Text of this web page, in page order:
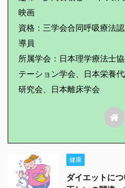
映画
資格：三学会合同呼吸療法
導員
所属学会：日本理学療法士
テーション学会、日本栄養
研究会、日本離床学会
健康
ダイエットに